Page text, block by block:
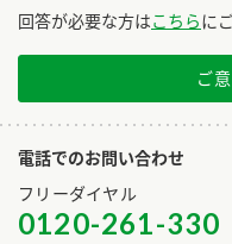
回答が必要な方はこちらに
ご
電話でのお問い合わせ
フリーダイヤル
0120-261-330